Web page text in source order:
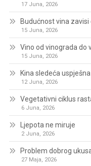
17 Juna, 2026
Budućnost vina zavisi
15 Juna, 2026
Vino od vinograda do
15 Juna, 2026
Kina sledeća
12 Juna, 2026
Vegetativni ciklus
6 Juna, 2026
Ljepota ne miruje
2 Juna, 2026
Problem dobrog
27 Maja, 2026